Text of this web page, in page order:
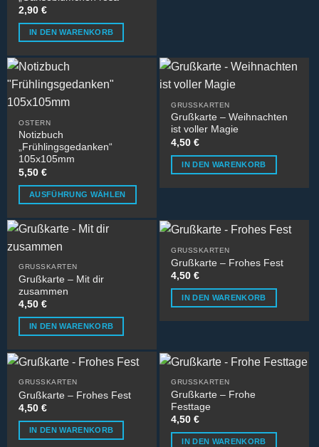
2,90€
IN DEN WARENKORB
auf
der
gewählt
werden
OSTERN
Notizbuch
„Frühlingsgedanken“
105x105mm
5,50€
AUSFÜHRUNG WÄHLEN
Produkt
Varianten
auf.
Die
Optionen
können
der
gewählt
werden
GRUSSKARTEN
Grußkarte – Weihnachten
ist voller Magie
4,50€
IN DEN WARENKORB
GRUSSKARTEN
Grußkarte – Mit dir
zusammen
4,50€
IN DEN WARENKORB
GRUSSKARTEN
Grußkarte – Frohes Fest
4,50€
IN DEN WARENKORB
GRUSSKARTEN
Grußkarte – Frohes Fest
4,50€
IN DEN WARENKORB
GRUSSKARTEN
Grußkarte – Frohe
Festtage
4,50€
IN DEN WARENKORB